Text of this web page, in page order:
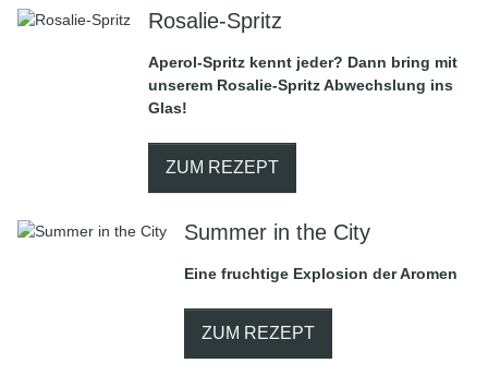
Rosalie-Spritz
Aperol-Spritz kennt jeder? Dann bring mit
unserem Rosalie-Spritz Abwechslung ins
Glas!
ZUM REZEPT
Summer in the City
Eine fruchtige Explosion der Aromen
ZUM REZEPT